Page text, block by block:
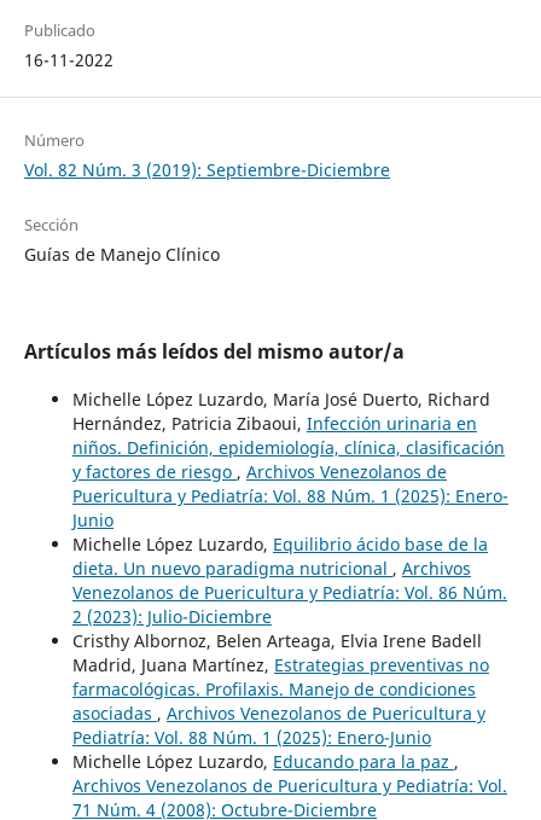
Publicado
16-11-2022
Número
Vol. 82 Núm. 3 (2019): Septiembre-Diciembre
Sección
Guías de Manejo Clínico
Artículos más leídos del mismo autor/a
Michelle López Luzardo, María José Duerto, Richard
Hernández, Patricia Zibaoui, Infección urinaria en
niños. Definición, epidemiología, clínica, clasificación
y factores de riesgo , Archivos Venezolanos de
Puericultura y Pediatría: Vol. 88 Núm. 1 (2025): Enero-
Junio
Michelle López Luzardo, Equilibrio ácido base de la
dieta. Un nuevo paradigma nutricional , Archivos
Venezolanos de Puericultura y Pediatría: Vol. 86 Núm.
2 (2023): Julio-Diciembre
Cristhy Albornoz, Belen Arteaga, Elvia Irene Badell
Madrid, Juana Martínez, Estrategias preventivas no
farmacológicas. Profilaxis. Manejo de condiciones
asociadas , Archivos Venezolanos de Puericultura y
Pediatría: Vol. 88 Núm. 1 (2025): Enero-Junio
Michelle López Luzardo, Educando para la paz ,
Archivos Venezolanos de Puericultura y Pediatría: Vol.
71 Núm. 4 (2008): Octubre-Diciembre